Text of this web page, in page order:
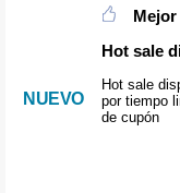
NUEVO
Mejor
Hot sale
Hot sale
por tiempo
de cupón